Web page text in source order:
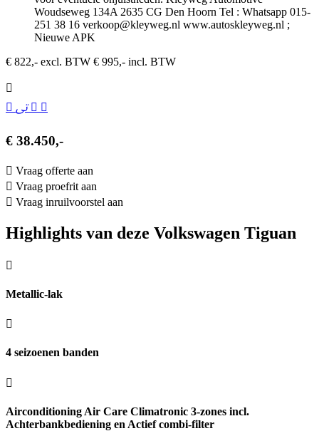
Woudseweg 134A 2635 CG Den Hoorn Tel : Whatsapp 015-
251 38 16 verkoop@kleyweg.nl www.autoskleyweg.nl ;
Nieuwe APK
€ 822,- excl. BTW € 995,- incl. BTW
€ 38.450,-
Vraag offerte aan
Vraag proefrit aan
Vraag inruilvoorstel aan
Highlights van deze Volkswagen Tiguan
Metallic-lak
4 seizoenen banden
Airconditioning Air Care Climatronic 3-zones incl.
Achterbankbediening en Actief combi-filter